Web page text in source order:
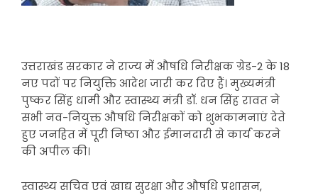
उत्तराखंड सरकार ने राज्य में औषधि निरीक्षक ग्रेड-2 के 18
नए पदों पर नियुक्ति आदेश जारी कर दिए हैं। मुख्यमंत्री
पुष्कर सिंह धामी और स्वास्थ्य मंत्री डॉ. धन सिंह रावत ने
सभी नव-नियुक्त औषधि निरीक्षकों को शुभकामनाएं देते
हुए जनहित में पूरी निष्ठा और ईमानदारी से कार्य करने
की अपील की।
स्वास्थ्य सचिव एवं खाद्य सुरक्षा और औषधि प्रशासन,